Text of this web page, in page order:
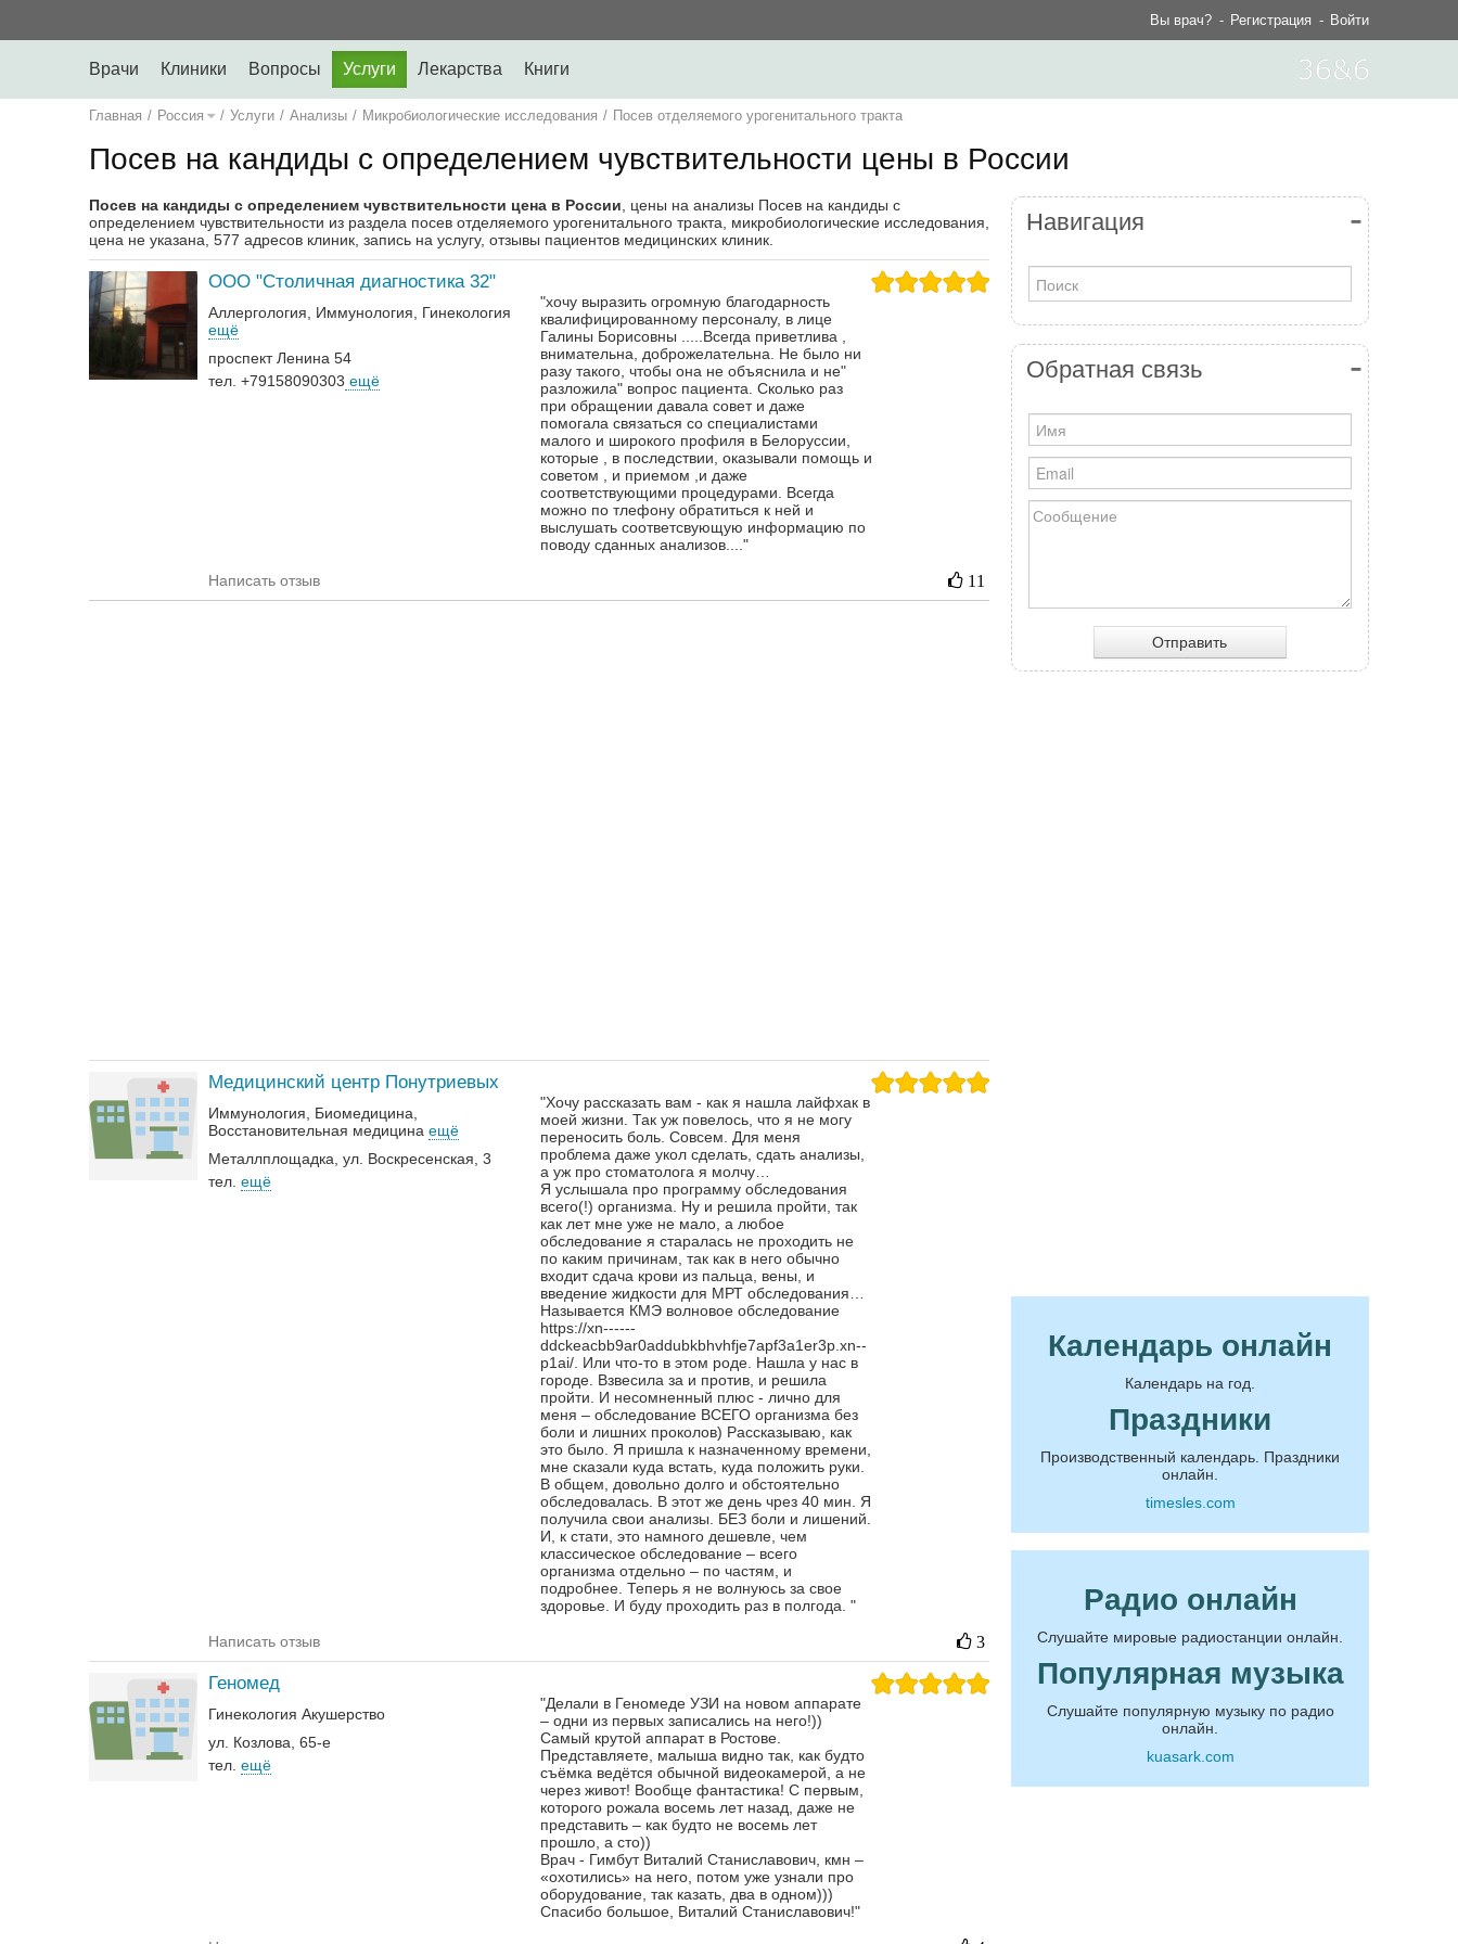
Вы врач? Регистрация Войти
Врачи Клиники Вопросы Услуги Лекарства Книги
Главная / Россия / Услуги / Анализы / Микробиологические исследования / Посев отделяемого урогенитального тракта
Посев на кандиды с определением чувствительности цены в России
Посев на кандиды с определением чувствительности цена в России , цены на анализы Посев на кандиды с
определением чувствительности из раздела посев отделяемого урогенитального тракта, микробиологические исследования,
цена не указана, 577 адресов клиник, запись на услугу, отзывы пациентов медицинских клиник.
ООО "Столичная диагностика 32"
Аллергология Иммунология
Гинекология
ещё
проспект Ленина 54
тел. +79158090303 ещё
"хочу выразить огромную благодарность
квалифицированному персоналу, в лице
Галины Борисовны .....Всегда приветлива ,
внимательна, доброжелательна. Не было ни
разу такого, чтобы она не объяснила и не"
разложила" вопрос пациента. Сколько раз
при обращении давала совет и даже
помогала связаться со специалистами
малого и широкого профиля в Белоруссии,
которые , в последствии, оказывали помощь и
советом , и приемом ,и даже
соответствующими процедурами. Всегда
можно по тлефону обратиться к ней и
выслушать соответсвующую информацию по
поводу сданных анализов...."
Написать отзыв 11
Медицинский центр Понутриевых
Иммунология
Биомедицина
Восстановительная медицина ещё
Металлплощадка, ул. Воскресенская, 3
тел. ещё
"Хочу рассказать вам - как я нашла лайфхак в
моей жизни. Так уж повелось, что я не могу
переносить боль. Совсем. Для меня
проблема даже укол сделать, сдать анализы,
а уж про стоматолога я молчу…
Я услышала про программу обследования
всего(!) организма. Ну и решила пройти, так
как лет мне уже не мало, а любое
обследование я старалась не проходить не
по каким причинам, так как в него обычно
входит сдача крови из пальца, вены, и
введение жидкости для МРТ обследования…
Называется КМЭ волновое обследование
https://xn------
ddckeacbb9ar0addubkbhvhfje7apf3a1er3p.xn--
p1ai/. Или что-то в этом роде. Нашла у нас в
городе. Взвесила за и против, и решила
пройти. И несомненный плюс - лично для
меня – обследование ВСЕГО организма без
боли и лишних проколов) Рассказываю, как
это было. Я пришла к назначенному времени,
мне сказали куда встать, куда положить руки.
В общем, довольно долго и обстоятельно
обследовалась. В этот же день чрез 40 мин. Я
получила свои анализы. БЕЗ боли и лишений.
И, к стати, это намного дешевле, чем
классическое обследование – всего
организма отдельно – по частям, и
подробнее. Теперь я не волнуюсь за свое
здоровье. И буду проходить раз в полгода. "
Написать отзыв 3
Геномед
Гинекология Акушерство
ул. Козлова, 65-е
тел. ещё
"Делали в Геномеде УЗИ на новом аппарате
– одни из первых записались на него!))
Самый крутой аппарат в Ростове.
Представляете, малыша видно так, как будто
съёмка ведётся обычной видеокамерой, а не
через живот! Вообще фантастика! С первым,
которого рожала восемь лет назад, даже не
представить – как будто не восемь лет
прошло, а сто))
Врач - Гимбут Виталий Станиславович, кмн –
«охотились» на него, потом уже узнали про
оборудование, так казать, два в одном)))
Спасибо большое, Виталий Станиславович!"
Навигация
Обратная связь
Отправить
Календарь онлайн
Календарь на год.
Праздники
Производственный календарь. Праздники
онлайн.
timesles.com
Радио онлайн
Слушайте мировые радиостанции онлайн.
Популярная музыка
Слушайте популярную музыку по радио
онлайн.
kuasark.com